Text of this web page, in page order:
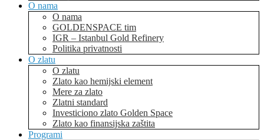
O nama
O nama
GOLDENSPACE tim
IGR – Istanbul Gold Refinery
Politika privatnosti
O zlatu
O zlatu
Zlato kao hemijski element
Mere za zlato
Zlatni standard
Investiciono zlato Golden Space
Zlato kao finansijska zaštita
Programi